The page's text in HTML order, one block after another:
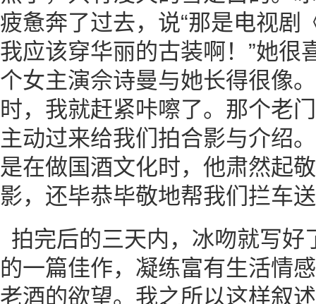
疲惫奔了过去，说“那是电视剧
我应该穿华丽的古装啊！”她很
个女主演佘诗曼与她长得很像
时，我就赶紧咔嚓了。那个老
主动过来给我们拍合影与介绍
是在做国酒文化时，他肃然起
影，还毕恭毕敬地帮我们拦车
拍完后的三天内，冰吻就写好
的一篇佳作，凝练富有生活情
老酒的欲望。我之所以这样叙